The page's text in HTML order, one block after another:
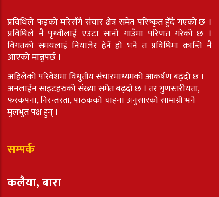
प्रविधिले फड्को मारेसँगै संचार क्षेत्र समेत परिष्कृत हुँदै गएको छ ।
प्रविधिले नै पृथ्वीलाई एउटा सानो गाउँमा परिणत गरेको छ ।
विगतको समयलाई नियालेर हेर्ने हो भने त प्रविधिमा क्रान्ति नै
आएको मान्नुपर्छ ।
अहिलेको परिवेशमा विधुतीय संचारमाध्यमको आकर्षण बढ्दो छ ।
अनलाईन साइटहरुको संख्या समेत बढ्दो छ । तर गुणस्तरीयता,
फरकपना, निरन्तरता, पाठकको चाहना अनुसारको सामाग्री भने
मुलभुत पक्ष हुन् ।
सम्पर्क
कलैया, बारा